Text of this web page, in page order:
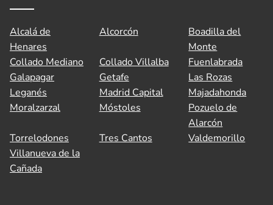
Alcalá de
Henares
Alcorcón
Boadilla del
Monte
Collado Mediano
Collado Villalba
Fuenlabrada
Galapagar
Getafe
Las Rozas
Leganés
Madrid Capital
Majadahonda
Moralzarzal
Móstoles
Pozuelo de
Alarcón
Torrelodones
Tres Cantos
Valdemorillo
Villanueva de la
Cañada